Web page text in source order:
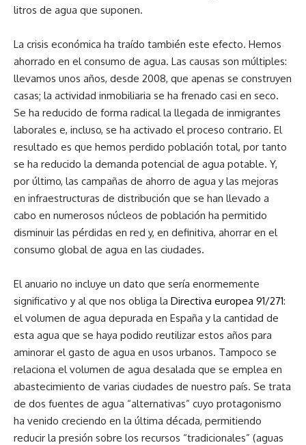
litros de agua que suponen.
La crisis económica ha traído también este efecto. Hemos
ahorrado en el consumo de agua. Las causas son múltiples:
llevamos unos años, desde 2008, que apenas se construyen
casas; la actividad inmobiliaria se ha frenado casi en seco.
Se ha reducido de forma radical la llegada de inmigrantes
laborales e, incluso, se ha activado el proceso contrario. El
resultado es que hemos perdido población total, por tanto
se ha reducido la demanda potencial de agua potable. Y,
por último, las campañas de ahorro de agua y las mejoras
en infraestructuras de distribución que se han llevado a
cabo en numerosos núcleos de población ha permitido
disminuir las pérdidas en red y, en definitiva, ahorrar en el
consumo global de agua en las ciudades.
El anuario no incluye un dato que sería enormemente
significativo y al que nos obliga la Directiva europea 91/271:
el volumen de agua depurada en España y la cantidad de
esta agua que se haya podido reutilizar estos años para
aminorar el gasto de agua en usos urbanos. Tampoco se
relaciona el volumen de agua desalada que se emplea en
abastecimiento de varias ciudades de nuestro país. Se trata
de dos fuentes de agua “alternativas” cuyo protagonismo
ha venido creciendo en la última década, permitiendo
reducir la presión sobre los recursos “tradicionales” (aguas